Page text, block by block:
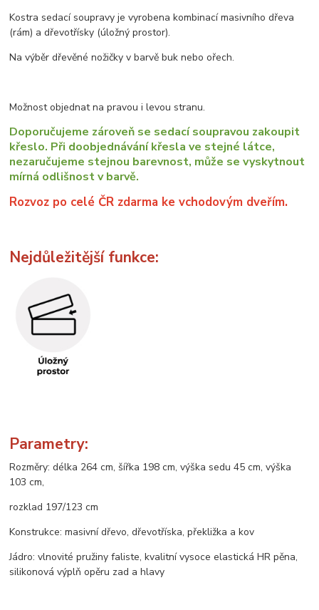
Kostra sedací soupravy je vyrobena kombinací masivního dřeva
(rám) a dřevotřísky (úložný prostor).
Na výběr dřevěné nožičky v barvě buk nebo ořech.
Možnost objednat na pravou i levou stranu.
Doporučujeme zároveň se sedací soupravou zakoupit
křeslo. Při doobjednávání křesla ve stejné látce,
nezaručujeme stejnou barevnost, může se vyskytnout
mírná odlišnost v barvě.
Rozvoz po celé ČR zdarma ke vchodovým dveřím.
Nejdůležitější funkce:
Parametry:
Rozměry: délka 264 cm, šířka 198 cm, výška sedu 45 cm, výška
103 cm,
rozklad 197/123 cm
Konstrukce: masivní dřevo, dřevotříska, překližka a kov
Jádro: vlnovité pružiny faliste, kvalitní vysoce elastická HR pěna,
silikonová výplň opěru zad a hlavy